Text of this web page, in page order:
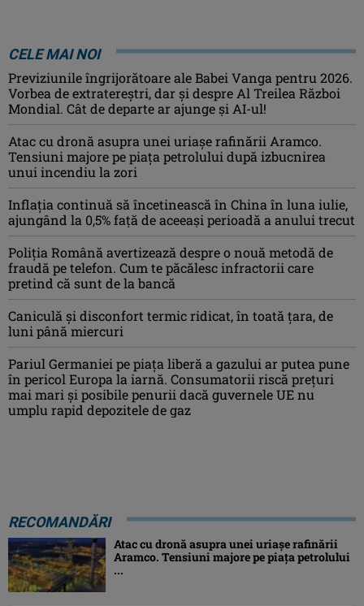
CELE MAI NOI
Previziunile îngrijorătoare ale Babei Vanga pentru 2026.
Vorbea de extratereștri, dar și despre Al Treilea Război
Mondial. Cât de departe ar ajunge și AI-ul!
Atac cu dronă asupra unei uriașe rafinării Aramco.
Tensiuni majore pe piața petrolului după izbucnirea
unui incendiu la zori
Inflaţia continuă să încetinească în China în luna iulie,
ajungând la 0,5% faţă de aceeaşi perioadă a anului trecut
Poliția Română avertizează despre o nouă metodă de
fraudă pe telefon. Cum te păcălesc infractorii care
pretind că sunt de la bancă
Caniculă şi disconfort termic ridicat, în toată ţara, de
luni până miercuri
Pariul Germaniei pe piaţa liberă a gazului ar putea pune
în pericol Europa la iarnă. Consumatorii riscă preţuri
mai mari şi posibile penurii dacă guvernele UE nu
umplu rapid depozitele de gaz
RECOMANDĂRI
Atac cu dronă asupra unei uriașe rafinării
Aramco. Tensiuni majore pe piața petrolului
...